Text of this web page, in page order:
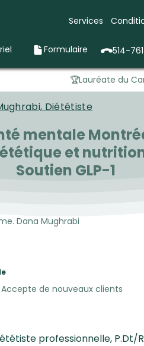
Services
Formulaire 514-
🏆Lauréate du
Diététiste
mentale
et
Soutien GLP-1
Dana Mughrabi
Accepte de nouveaux clients
professionnelle, P.Dt/